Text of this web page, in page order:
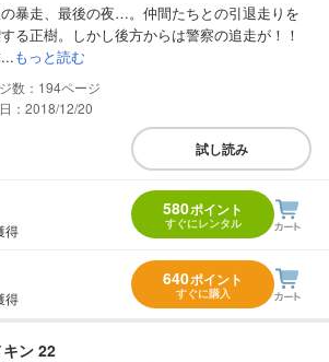
暴走、最後の夜…。仲間たちとの引退走りを
る正樹。しかし後方からは警察の追走が！！
もっと読む
194
：2018/12/20
試し読み
得
580ポイント
すぐにレンタル
得
640ポイント
すぐに購入
ン 22